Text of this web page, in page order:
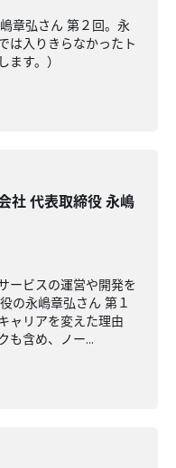
章弘さん 第２回。永
は入りきらなかったト
す。）
社 代表取締役 永嶋
ービスの運営や開発を
の永嶋章弘さん 第１
ャリアを変えた理由
も含め、ノー...